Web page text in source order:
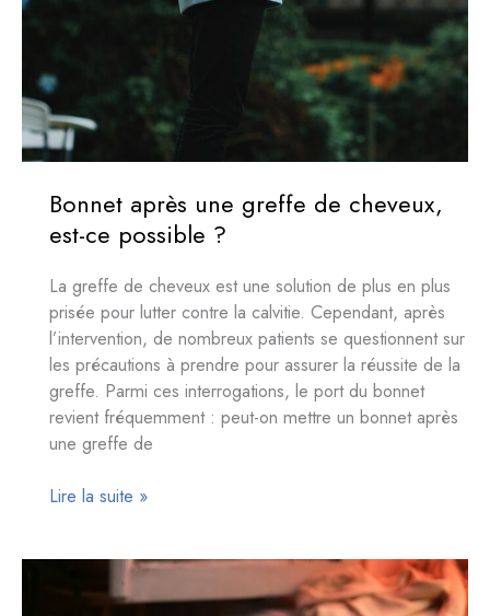
Bonnet après une greffe de cheveux,
est-ce possible ?
La greffe de cheveux est une solution de plus en plus
prisée pour lutter contre la calvitie. Cependant, après
l’intervention, de nombreux patients se questionnent sur
les précautions à prendre pour assurer la réussite de la
greffe. Parmi ces interrogations, le port du bonnet
revient fréquemment : peut-on mettre un bonnet après
une greffe de
Bonnet
Lire la suite »